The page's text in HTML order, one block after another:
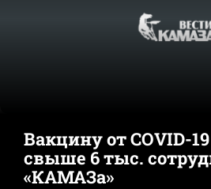
Вакцину от COVID-
свыше 6 тыс.
«КАМАЗа»